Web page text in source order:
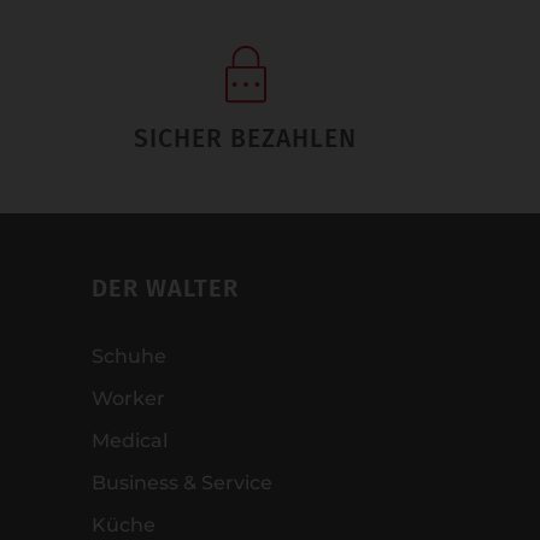
SICHER BEZAHLEN
DER WALTER
Schuhe
Worker
Medical
Business & Service
Küche